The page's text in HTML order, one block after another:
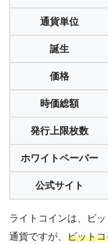
通貨単位
誕生
価格
時価総額
発行上限枚数
ホワイトペーパー
公式サイト
ライトコインは、ビ
通貨ですが、 ビット